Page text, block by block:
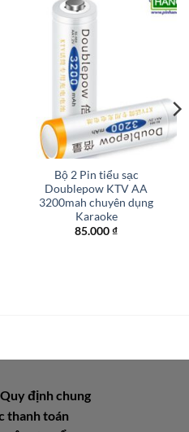
Bộ 2 Pin tiểu sạc
Doublepow KTV AA
3200mah chuyên dụng
Karaoke
85.000₫
định chung
thanh toán